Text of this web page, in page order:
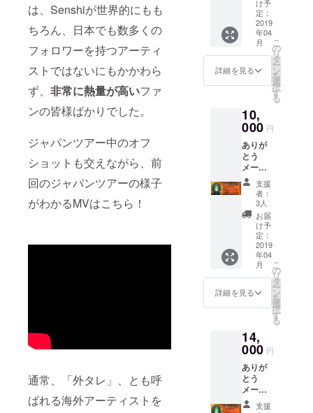
は、Senshiが世界的にもも
ちろん、日本でも数多くの
フォロワーを持つアーティ
ストではないにもかかわら
ず、 非常に熱量が高いファ
ンの皆様ばかりでした。
ジャパンツアー中のオフ
ショットも交えながら、前
回のジャパンツアーの様子
がわかるMVはこちら！
通常、「外タレ」、とも呼
ばれる海外アーティストを
Nexus
Nexus
Nexus
6 /
Nexus
7（201
SHARP
：（SH-
07D、
SH-
04D、
SH-
02D、
SH-
13C、
SH-
09D、
SH-
04E、
SH-
06E、
SH-
05D）
富士
通：
03D、
F-
09D、
F-03D
Girl's、
F-
10D、
DVD付
きスプ
リット
CD 3/10
ライブ
に来れ
ない人
はこち
ランが
オスス
メ！ ※
前日ま
でにラ
イブ配
信視聴
用の
URLを
お送り
します
※電波の
問題で
映像が
乱れる
可能性
もござ
さい
け予
定：
2019
年04
月
詳細を見る
こ
の
リ
タ
ー
ン
を
選
択
す
る
10,
000 円
ありが
とう
メール&
動画
3/10の
ライブ
配信
コード
DVD付
きスプ
リット
CD CD
にクレ
ジット
記載
3/10ラ
来れな
い人は
こちら
のプラ
ンがオ
スス
メ！ ※
支援
者：
3人
お届
け予
定：
2019
年04
月
詳細を見る
こ
の
リ
タ
ー
ン
を
選
択
す
る
14,
000 円
ありが
とう
メール&
動画支援